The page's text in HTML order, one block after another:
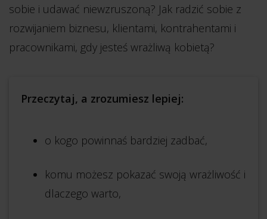
sobie i udawać niewzruszoną? Jak radzić sobie z
rozwijaniem biznesu, klientami, kontrahentami i
pracownikami, gdy jesteś wrażliwą kobietą?
Przeczytaj, a zrozumiesz lepiej:
o kogo powinnaś bardziej zadbać,
komu możesz pokazać swoją wrażliwość i
dlaczego warto,